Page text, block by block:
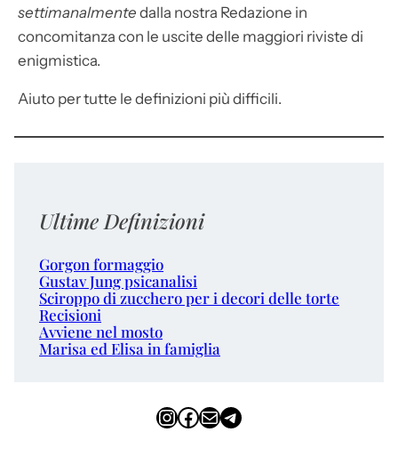
settimanalmente dalla nostra Redazione in
concomitanza con le uscite delle maggiori riviste di
enigmistica.
Aiuto per tutte le definizioni più difficili.
Ultime Definizioni
Gorgon formaggio
Gustav Jung psicanalisi
Sciroppo di zucchero per i decori delle torte
Recisioni
Avviene nel mosto
Marisa ed Elisa in famiglia
InstagramFacebook Email Telegram